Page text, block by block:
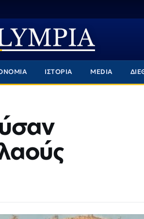
ΙΣΤΟΡΙΑ MEDIA